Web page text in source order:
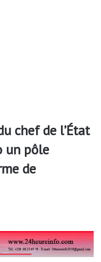
chef de l’État
un pôle
de